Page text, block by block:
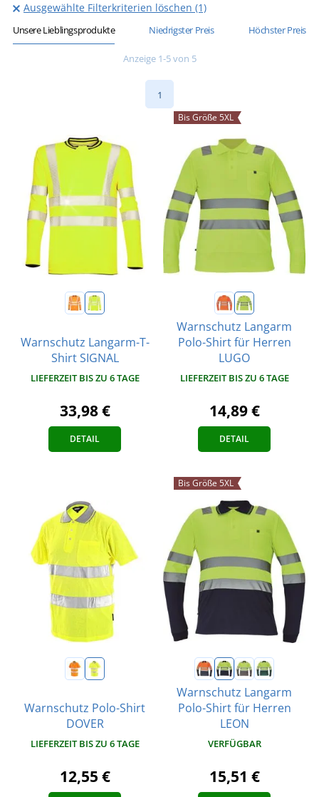
Ausgewählte Filterkriterien löschen (1)
Unsere Lieblingsprodukte Niedrigster Preis Höchster Preis
Anzeige 1-5 von 5
1
Warnschutz Langarm-T-
Shirt SIGNAL
LIEFERZEIT BIS ZU 6 TAGE
33,98 €
DETAIL
Bis Größe 5XL
Warnschutz Langarm
Polo-Shirt für Herren
LUGO
LIEFERZEIT BIS ZU 6 TAGE
14,89 €
DETAIL
Warnschutz Polo-Shirt
DOVER
LIEFERZEIT BIS ZU 6 TAGE
12,55 €
Bis Größe 5XL
Warnschutz Langarm
Polo-Shirt für Herren
LEON
VERFÜGBAR
15,51 €